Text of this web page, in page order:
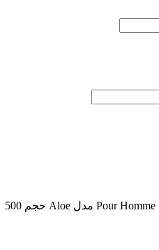
شامپو بدن و سر اینتسا سری Pour Homme مدل Aloe حجم 500